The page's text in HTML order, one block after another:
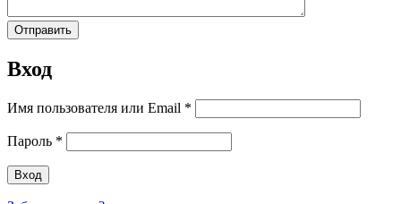
Вход
Имя пользователя или Email *
Пароль *